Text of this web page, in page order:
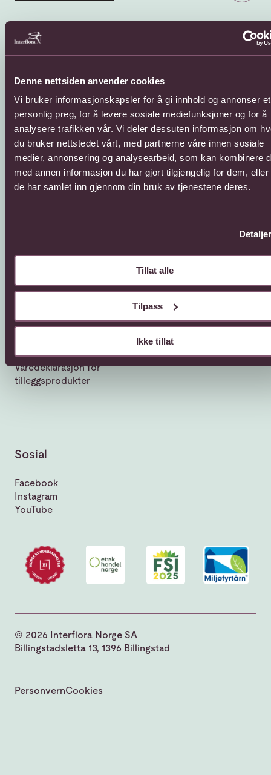
Denne nettsiden anvender cookies
Vi bruker informasjonskapsler for å gi innhold og annonser et
personlig preg, for å levere sosiale mediefunksjoner og for å
analysere trafikken vår. Vi deler dessuten informasjon om
du bruker nettstedet vårt, med partnerne våre innen sosiale
medier, annonsering og analysearbeid, som kan kombinere
med annen informasjon du har gjort tilgjengelig for dem,
de har samlet inn gjennom din bruk av tjenestene deres.
Tillat alle
Tilpass
Ikke tillat
66 85 75 50
Mandag - fredag
08:00 - 18:00
Lørdag
08:00 - 13:00
Kontaktskjema
Finn butikk
800 40 400
Mandag - fredag
08:00 - 18:00
Lørdag
08:00 - 13:00
Sende blomster til
utlandet
Gavekort
Om Interflora
Bærekraft og
Interfloras kvalitetssjekk
butikk?
Varedeklarasjon for
tilleggsprodukter
Sosial
Facebook
Instagram
YouTube
© 2026 Interflora Norge SA
Billingstadsletta 13, 1396 Billingstad
PersonvernCookies